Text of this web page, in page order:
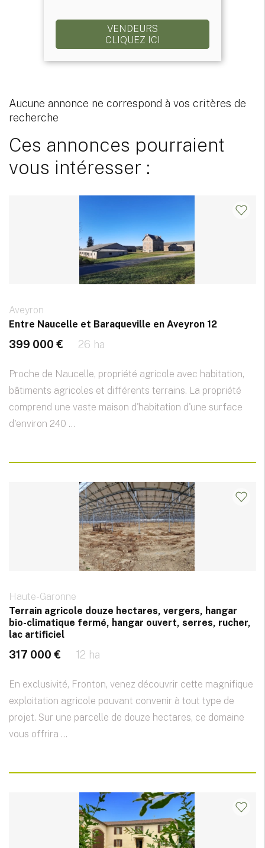
VENDEURS
CLIQUEZ ICI
Aucune annonce ne correspond à vos critères de
recherche
Ces annonces pourraient
vous intéresser :
Aveyron
Entre Naucelle et Baraqueville en Aveyron 12
399 000 € 26 ha
Proche de Naucelle, propriété agricole avec habitation,
bâtiments agricoles et différents terrains. La propriété
comprend une vaste maison d'habitation d'une surface
d'environ 240 ...
Haute-Garonne
Terrain agricole douze hectares, vergers, hangar
bio-climatique fermé, hangar ouvert, serres, rucher,
lac artificiel
317 000 € 12 ha
En exclusivité, Fronton, venez découvrir cette magnifique
exploitation agricole pouvant convenir à tout type de
projet. Sur une parcelle de douze hectares, ce domaine
vous offrira ...